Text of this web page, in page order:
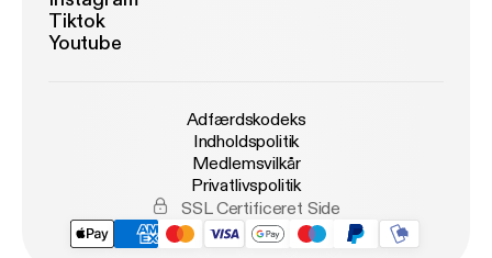
Tiktok
Youtube
Adfærdskodeks
Indholdspolitik
Medlemsvilkår
Privatlivspolitik
SSL Certificeret Side